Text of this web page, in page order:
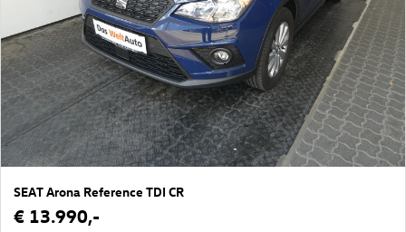
SEAT Arona Reference TDI CR
€ 13.990,-